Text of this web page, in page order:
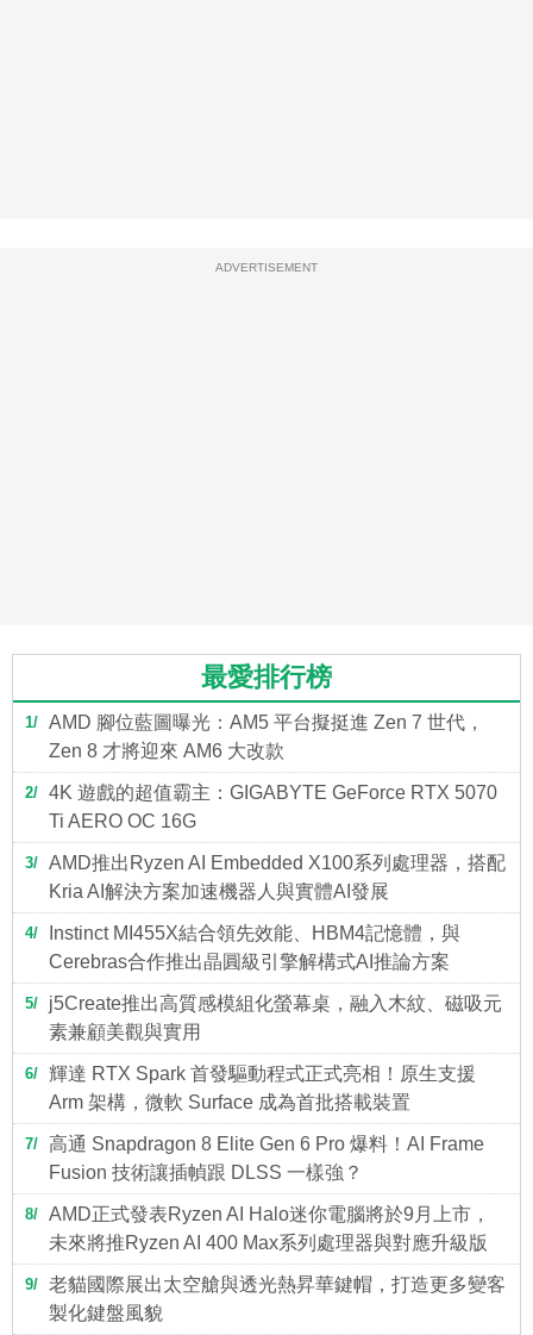
ADVERTISEMENT
最愛排行榜
1
AMD 腳位藍圖曝光：AM5 平台擬挺進 Zen 7 世代，
Zen 8 才將迎來 AM6 大改款
2
4K 遊戲的超值霸主：GIGABYTE GeForce RTX 5070
Ti AERO OC 16G
3
AMD推出Ryzen AI Embedded X100系列處理器，搭配
Kria AI解決方案加速機器人與實體AI發展
4
Instinct MI455X結合領先效能、HBM4記憶體，與
Cerebras合作推出晶圓級引擎解構式AI推論方案
5
j5Create推出高質感模組化螢幕桌，融入木紋、磁吸元
素兼顧美觀與實用
6
輝達 RTX Spark 首發驅動程式正式亮相！原生支援
Arm 架構，微軟 Surface 成為首批搭載裝置
7
高通 Snapdragon 8 Elite Gen 6 Pro 爆料！AI Frame
Fusion 技術讓插幀跟 DLSS 一樣強？
8
AMD正式發表Ryzen AI Halo迷你電腦將於9月上市，
未來將推Ryzen AI 400 Max系列處理器與對應升級版
9
老貓國際展出太空艙與透光熱昇華鍵帽，打造更多變客
製化鍵盤風貌